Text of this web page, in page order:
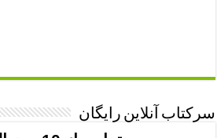
سرکتاب آنلاین رایگان